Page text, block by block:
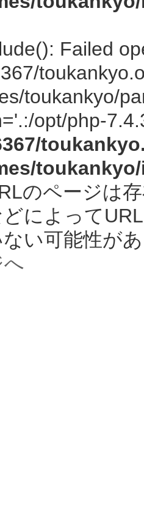
Failed
toukankyo/
opt/php-
のページは
によって
い可能性が
へ